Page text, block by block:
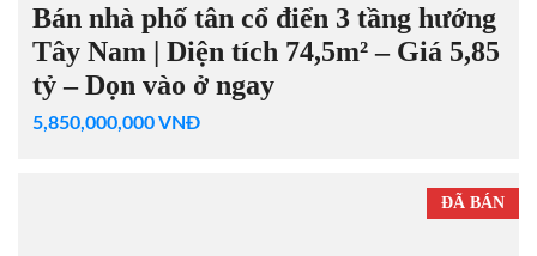
Bán nhà phố tân cổ điển 3 tầng hướng
Tây Nam | Diện tích 74,5m² – Giá 5,85
tỷ – Dọn vào ở ngay
5,850,000,000 VNĐ
ĐÃ BÁN